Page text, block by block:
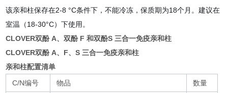
该亲和柱保存在2-8 °C条件下，不能冷冻，保质期为18个月。建议在
室温（18-30°C）下使用。
CLOVER双酚 A、双酚 F 和双酚S 三合一免疫亲和柱
CLOVER双酚 A、F、S 三合一免疫亲和柱
亲和柱配置清单
C/N编号
物品 数量